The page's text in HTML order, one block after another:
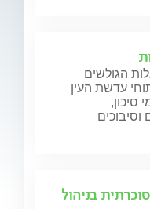
הגולשים
עדשת העין
סיכון,
וסיבוכים
בניהול